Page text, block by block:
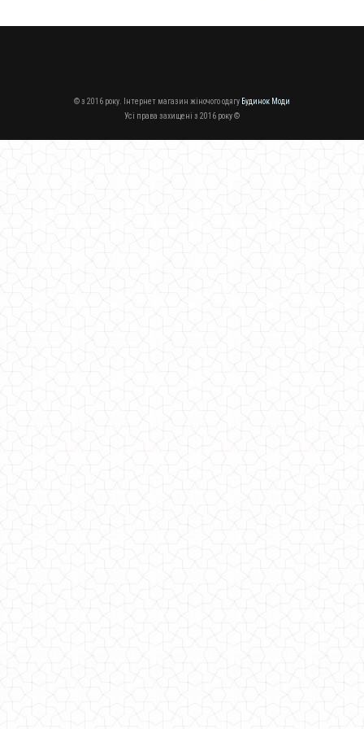
Теплий жіночий молодіжний кардиган зі спущеним рукавом
Жіночий молодіжний костюм з лосінами
Жіночий молодіжний прогулянковий костюм трійка
1060.00грн. 910.00грн.
© з 2016 року. Інтернет магазин жіночого одягу Будинок Моди
Усі права захищені з 2016 року ©